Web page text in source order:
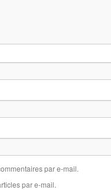
par e-mail.
par e-mail.